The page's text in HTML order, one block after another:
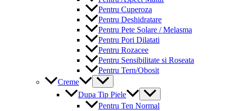
Pentru Cuperoza
Pentru Deshidratare
Pentru Pete Solare / Melasma
Pentru Pori Dilatati
Pentru Rozacee
Pentru Sensibilitate si Roseata
Pentru Tern/Obosit
Creme
Menu
Toggle
Dupa Tip Piele
Menu
Toggle
Pentru Ten Normal